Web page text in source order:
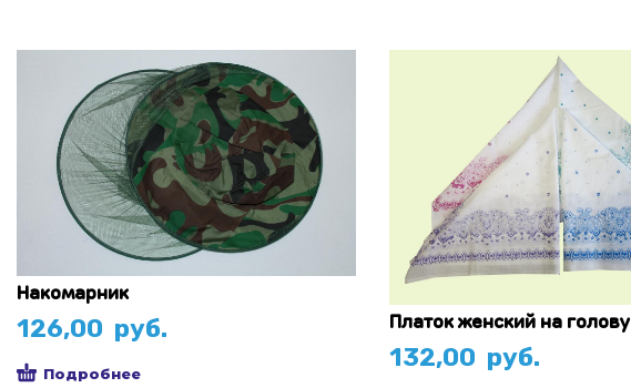
Накомарник
126,00 руб.
Подробнее
Платок женский на голову
132,00 руб.